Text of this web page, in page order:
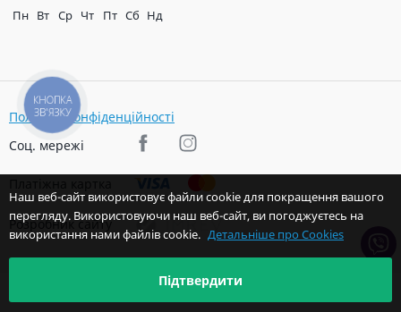
Пн Вт Ср Чт Пт Сб Нд
Політика конфіденційності
Соц. мережі
Розробник сайту
Наш веб-сайт використовує файли cookie для покращення вашого
перегляду. Використовуючи наш веб-сайт, ви погоджуєтесь на
використання нами файлів cookie. Детальніше про Cookies
Підтвердити
КНОПКА
ЗВ'ЯЗКУ